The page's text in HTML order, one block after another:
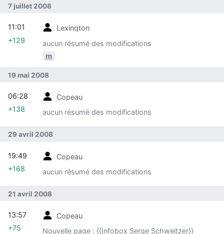
7 juillet 2008
Lexington
aucun résumé des modifications
m
11:01
+129
19 mai 2008
Copeau
aucun résumé des modifications
06:28
+138
29 avril 2008
Copeau
aucun résumé des modifications
19:49
+168
21 avril 2008
Copeau
Nouvelle page : {{Infobox Serge Schweitzer}}
13:57
+75